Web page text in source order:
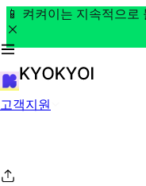
📱 켜켜이는 지속적으
고객지원